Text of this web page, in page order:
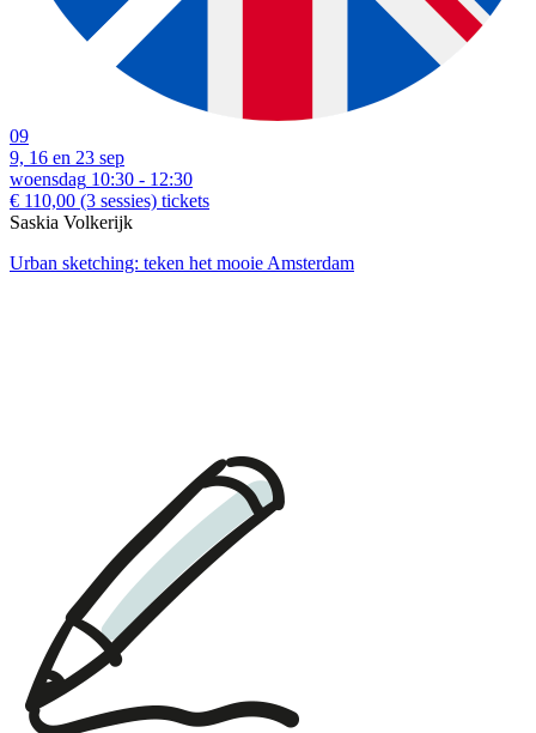
09
9, 16 en 23 sep
woensdag 10:30 - 12:30
€ 110,00 (3 sessies) tickets
Saskia Volkerijk
Urban sketching: teken het mooie Amsterdam